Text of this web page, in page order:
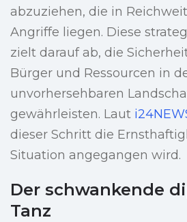
abzuziehen, die in
Angriffe liegen. Diese
zielt darauf ab, die
Bürger und Ressourcen in
unvorhersehbaren
gewährleisten. Laut
dieser Schritt die
Situation angegangen wird.
Der schwankende
Tanz